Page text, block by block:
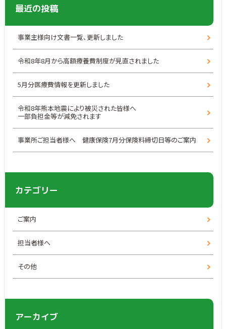
最近の投稿
事業主様向け文書一覧、更新しました
令和8年8月から高額療養費制度が見直されました
5月分医療費情報を更新しました
令和8年熊本地震により被災された皆様へ
一部負担金等が減免されます
事業所ご担当者様へ 健康保険7月分保険料締切日等のご案内
カテゴリー
ご案内
担当者様へ
その他
アーカイブ